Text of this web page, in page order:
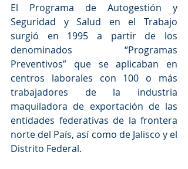
El Programa de Autogestión y
Seguridad y Salud en el Trabajo
surgió en 1995 a partir de los
denominados “Programas
Preventivos” que se aplicaban en
centros laborales con 100 o más
trabajadores de la industria
maquiladora de exportación de las
entidades federativas de la frontera
norte del País, así como de Jalisco y el
Distrito Federal.